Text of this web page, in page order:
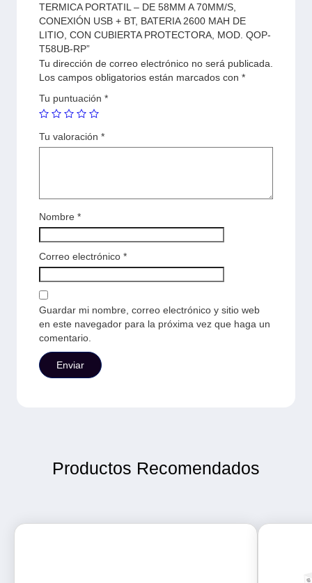
TERMICA PORTATIL – DE 58MM A 70MM/S,
CONEXIÓN USB + BT, BATERIA 2600 MAH DE
LITIO, CON CUBIERTA PROTECTORA, MOD. QOP-
T58UB-RP”
Tu dirección de correo electrónico no será publicada.
Los campos obligatorios están marcados con *
Tu puntuación *
Tu valoración *
Nombre *
Correo electrónico *
Guardar mi nombre, correo electrónico y sitio web
en este navegador para la próxima vez que haga un
comentario.
Productos Recomendados